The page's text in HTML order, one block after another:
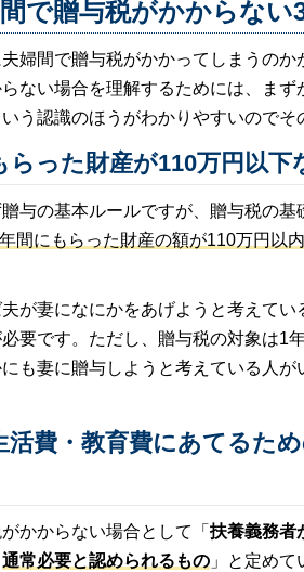
で贈与税がかからない
婦間で贈与税がかかってしまうの
ない場合を理解するためには、ま
う認識のほうがわかりやすいのでそ
らった財産が110万円以
与の基本ルールですが、贈与税の基
間にもらった財産の額が110万円以
が妻になにかをあげようと考えて
要です。ただし、贈与税の対象は1
も妻に贈与しようと考えている人
活費・教育費にあてるた
かからない場合として「 扶養義務者
通常必要と認められるもの 」と定めて